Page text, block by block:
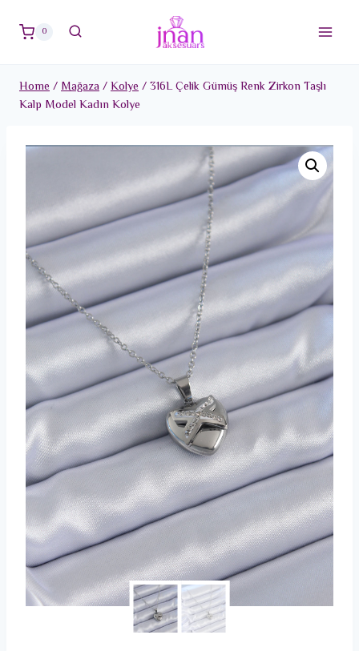
0
Home/Mağaza/Kolye/316L Çelik Gümüş Renk Zirkon Taşlı
Kalp Model Kadın Kolye